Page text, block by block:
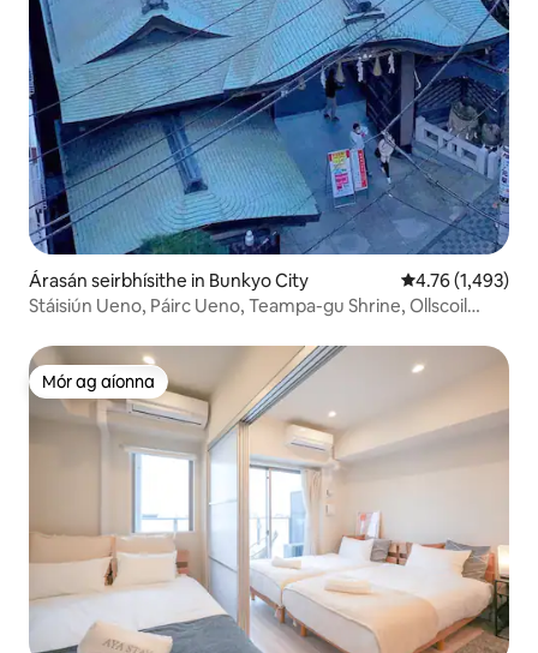
Árasán seirbhísithe in Bunkyo City Meánrátáil 4.76
4.76 (1,493)
Stáisiún Ueno, Páirc Ueno, Teampa-gu Shrine, Ollscoil
Aerfort Narita go Stáisiún Keisei Ueno! Iompar...
Mór ag aíonna
Mór ag aíonna